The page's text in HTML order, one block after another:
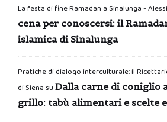
La festa di fine Ramadan a Sinalunga -
cena per conoscersi: il
islamica di Sinalunga
Pratiche di dialogo interculturale: il
di Siena su Dalla carne di coniglio
grillo: tabù alimentari e scelte